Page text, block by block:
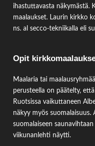
ihastuttavasta näkymästä.
maalaukset. Laurin kirkko
ns. al secco-tekniikalla eli
Opit
Maalaria tai
perusteella on päätelty,
Ruotsissa vaikuttaneen
näkyy myös
suomalaiseen
viikunanlehti näytti.